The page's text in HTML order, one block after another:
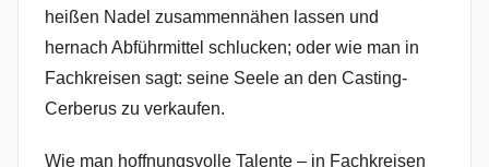
heißen Nadel zusammennähen lassen und
hernach Abführmittel schlucken; oder wie man in
Fachkreisen sagt: seine Seele an den Casting-
Cerberus zu verkaufen.
Wie man hoffnungsvolle Talente – in Fachkreisen